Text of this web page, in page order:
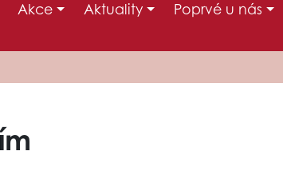
Akce Aktuality Poprvé u nás